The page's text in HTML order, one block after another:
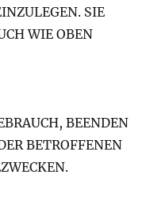
SIE
WIE OBEN
BEENDEN
BETROFFENEN